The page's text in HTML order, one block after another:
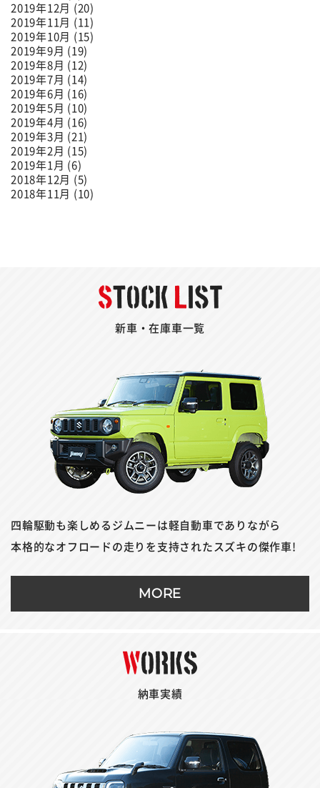
2019年12月 (20)
2019年11月 (11)
2019年10月 (15)
2019年9月 (19)
2019年8月 (12)
2019年7月 (14)
2019年6月 (16)
2019年5月 (10)
2019年4月 (16)
2019年3月 (21)
2019年2月 (15)
2019年1月 (6)
2018年12月 (5)
2018年11月 (10)
新車・在庫車一覧
四輪駆動も楽しめるジムニーは軽自動車でありながら
本格的なオフロードの走りを支持されたスズキの傑作車!
MORE
納車実績